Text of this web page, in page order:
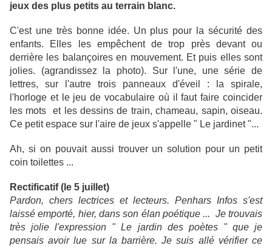
jeux des plus petits au terrain blanc.
C'est une très bonne idée. Un plus pour la sécurité des
enfants. Elles les empêchent de trop près devant ou
derrière les balançoires en mouvement. Et puis elles sont
jolies. (agrandissez la photo). Sur l'une, une série de
lettres, sur l'autre trois panneaux d'éveil : la spirale,
l'horloge et le jeu de vocabulaire où il faut faire coincider
les mots et les dessins de train, chameau, sapin, oiseau.
Ce petit espace sur l'aire de jeux s'appelle " Le jardinet "...
Ah, si on pouvait aussi trouver un solution pour un petit
coin toilettes ...
Rectificatif (le 5 juillet)
Pardon, chers lectrices et lecteurs. Penhars Infos s'est
laissé emporté, hier, dans son élan poétique ... Je trouvais
très jolie l'expression " Le jardin des poètes " que je
pensais avoir lue sur la barrière. Je suis allé vérifier ce